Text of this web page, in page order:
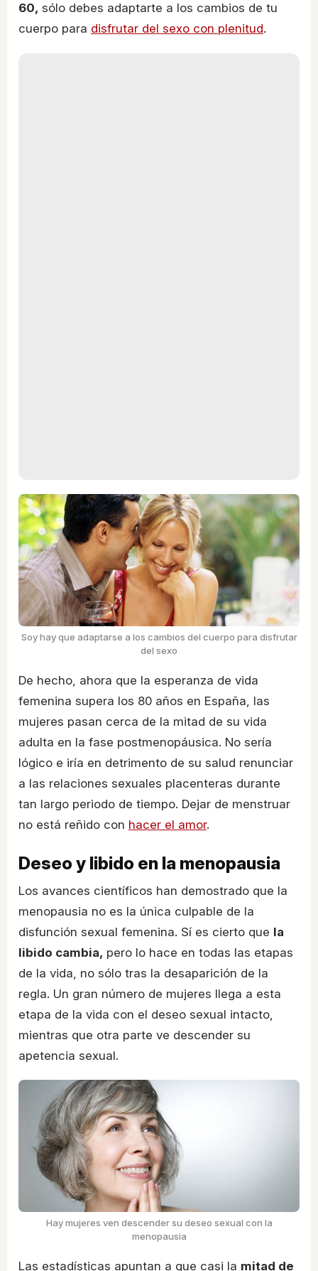
60, sólo debes adaptarte a los cambios de tu
cuerpo para disfrutar del sexo con plenitud.
Soy hay que adaptarse a los cambios del cuerpo para disfrutar
del sexo
De hecho, ahora que la esperanza de vida
femenina supera los 80 años en España, las
mujeres pasan cerca de la mitad de su vida
adulta en la fase postmenopáusica. No sería
lógico e iría en detrimento de su salud renunciar
a las relaciones sexuales placenteras durante
tan largo periodo de tiempo. Dejar de menstruar
no está reñido con hacer el amor.
Deseo y libido en la menopausia
Los avances científicos han demostrado que la
menopausia no es la única culpable de la
disfunción sexual femenina. Sí es cierto que la
libido cambia, pero lo hace en todas las etapas
de la vida, no sólo tras la desaparición de la
regla. Un gran número de mujeres llega a esta
etapa de la vida con el deseo sexual intacto,
mientras que otra parte ve descender su
apetencia sexual.
Hay mujeres ven descender su deseo sexual con la
menopausia
Las estadísticas apuntan a que casi la mitad de